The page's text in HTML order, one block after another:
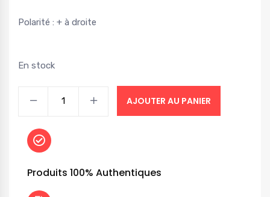
Polarité : + à droite
En stock
AJOUTER AU PANIER
Produits 100% Authentiques